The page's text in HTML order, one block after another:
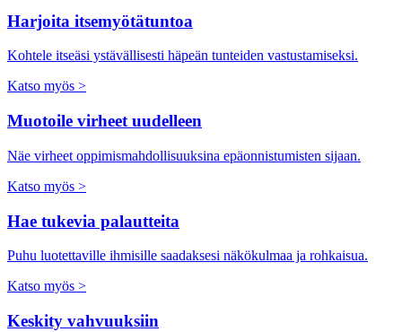
Harjoita itsemyötätuntoa
Kohtele itseäsi ystävällisesti häpeän tunteiden vastustamiseksi.
Katso myös >
Muotoile virheet uudelleen
Näe virheet oppimismahdollisuuksina epäonnistumisten sijaan.
Katso myös >
Hae tukevia palautteita
Puhu luotettaville ihmisille saadaksesi näkökulmaa ja rohkaisua.
Katso myös >
Keskity vahvuuksiin